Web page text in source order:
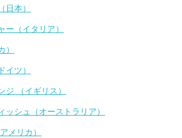
日本）
ー（イタリア）
）
イツ）
ジ （イギリス）
ッシュ（オーストラリア）
メリカ）